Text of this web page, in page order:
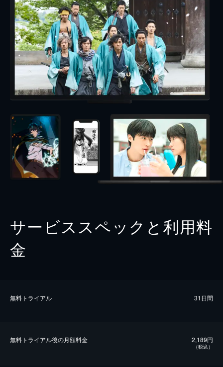
サービススペックと利用料
金
無料トライアル 31日間
無料トライアル後の⽉額料金 2,189円
（税込）